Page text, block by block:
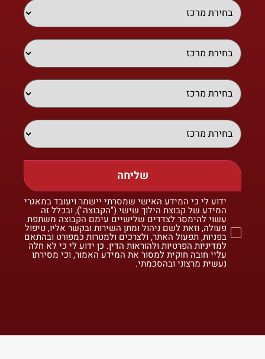
שליחה
ידוע לי כי המידע האישי שמסרתי יישמר ויעובד במאגרי
המידע של קבוצת הילוך שישי ("הקבוצה"), ובכלל זה
עשוי להימסר לצדדים שלישיים עימם הקבוצה משתפת
פעולה, וזאת לשם ניהול ומתן השירות ובקשר אליו, טיפול
בפניות, תפעול האתר, ולצרכים ולמטרות כמפורט ובהתאם
למדיניות הפרטיות ולהוראות הדין. כן ידוע לי כי לא חלה
עליי חובה חוקית למסור את המידע האמור, וכי מסירתו
נעשית מרצוני ובהסכמתי.